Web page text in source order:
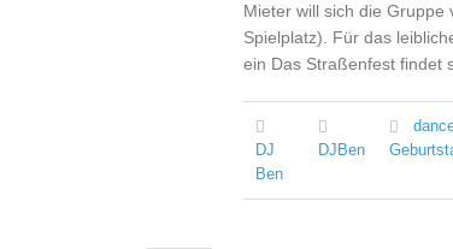
Mieter will sich die
Spielplatz). Für das
ein Das Straßenfest findet
DJ
Ben
DJBen